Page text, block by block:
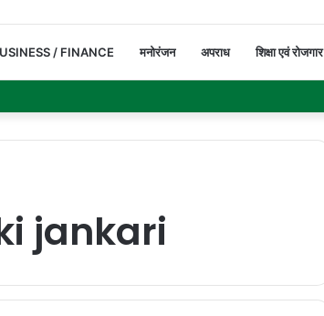
/ FINANCE मनोरंजन अपराध शिक्षा एवं रोजगार
jankari